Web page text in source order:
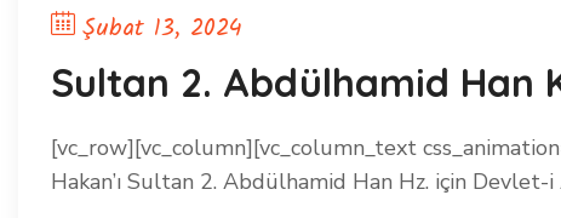
Şubat 13, 2024
Sultan 2. Abdülhamid Han
[vc_row][vc_column][vc_column_text
Hakan’ı Sultan 2. Abdülhamid Han Hz. için Devlet-i